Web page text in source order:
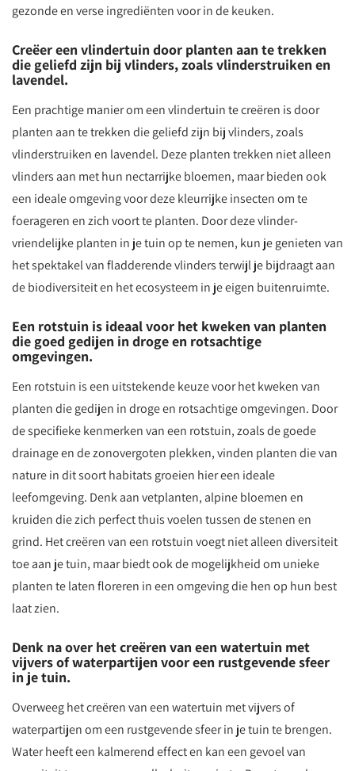
gezonde en verse ingrediënten voor in de keuken.
Creëer een vlindertuin door planten aan te trekken
die geliefd zijn bij vlinders, zoals vlinderstruiken en
lavendel.
Een prachtige manier om een vlindertuin te creëren is door
planten aan te trekken die geliefd zijn bij vlinders, zoals
vlinderstruiken en lavendel. Deze planten trekken niet alleen
vlinders aan met hun nectarrijke bloemen, maar bieden ook
een ideale omgeving voor deze kleurrijke insecten om te
foerageren en zich voort te planten. Door deze vlinder-
vriendelijke planten in je tuin op te nemen, kun je genieten van
het spektakel van fladderende vlinders terwijl je bijdraagt aan
de biodiversiteit en het ecosysteem in je eigen buitenruimte.
Een rotstuin is ideaal voor het kweken van planten
die goed gedijen in droge en rotsachtige
omgevingen.
Een rotstuin is een uitstekende keuze voor het kweken van
planten die gedijen in droge en rotsachtige omgevingen. Door
de specifieke kenmerken van een rotstuin, zoals de goede
drainage en de zonovergoten plekken, vinden planten die van
nature in dit soort habitats groeien hier een ideale
leefomgeving. Denk aan vetplanten, alpine bloemen en
kruiden die zich perfect thuis voelen tussen de stenen en
grind. Het creëren van een rotstuin voegt niet alleen diversiteit
toe aan je tuin, maar biedt ook de mogelijkheid om unieke
planten te laten floreren in een omgeving die hen op hun best
laat zien.
Denk na over het creëren van een watertuin met
vijvers of waterpartijen voor een rustgevende sfeer
in je tuin.
Overweeg het creëren van een watertuin met vijvers of
waterpartijen om een rustgevende sfeer in je tuin te brengen.
Water heeft een kalmerend effect en kan een gevoel van